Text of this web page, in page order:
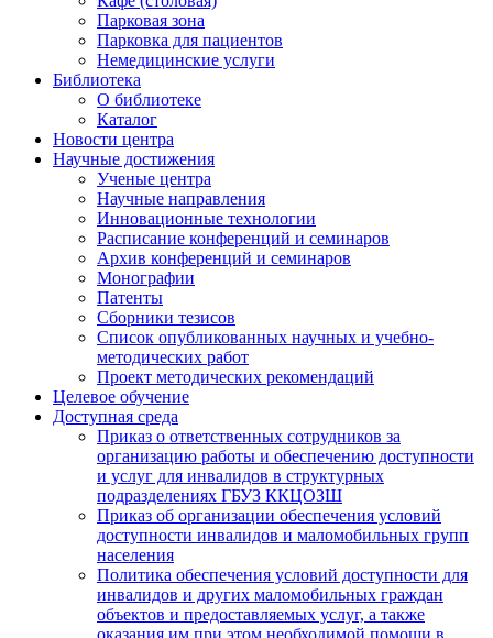
Парковая зона
Парковка для пациентов
Немедицинские услуги
Библиотека
О библиотеке
Каталог
Новости центра
Научные достижения
Ученые центра
Научные направления
Инновационные технологии
Расписание конференций и семинаров
Архив конференций и семинаров
Монографии
Патенты
Сборники тезисов
Список опубликованных научных и учебно-
методических работ
Проект методических рекомендаций
Целевое обучение
Доступная среда
Приказ о ответственных сотрудников за
организацию работы и обеспечению доступности
и услуг для инвалидов в структурных
подразделениях ГБУЗ ККЦОЗШ
Приказ об организации обеспечения условий
доступности инвалидов и маломобильных групп
населения
Политика обеспечения условий доступности для
инвалидов и других маломобильных граждан
объектов и предоставляемых услуг, а также
оказания им при этом необходимой помощи в